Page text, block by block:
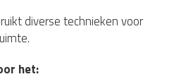
diverse technieken voor
het: